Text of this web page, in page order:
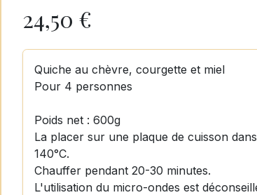
24,50 €
Quiche au chèvre, courgette et miel
Pour 4 personnes
Poids net : 600g
La placer sur une plaque de cuisson
140°C.
Chauffer pendant 20-30 minutes.
L'utilisation du micro-ondes est